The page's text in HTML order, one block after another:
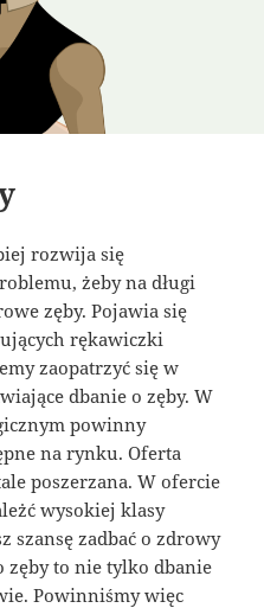
rozwija się
żeby na długi
zęby. Pojawia się
rękawiczki
zaopatrzyć się w
dbanie o zęby. W
powinny
na rynku. Oferta
poszerzana. W ofercie
wysokiej klasy
szansę zadbać o zdrowy
zęby to nie tylko dbanie
Powinniśmy więc